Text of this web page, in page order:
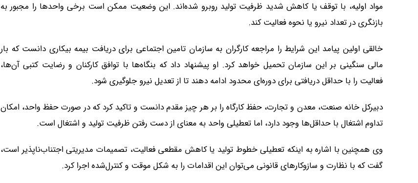
مواد اولیه، با توقف یا کاهش شدید ظرفیت تولید روبرو شده‌اند. این وضعیت ممکن است برخی واحدها را مجبور به
بازنگری در تعداد نیرو یا نحوه فعالیت کند.
خالقی اولین پیامد این شرایط را مراجعه کارگران به سازمان تامین اجتماعی برای دریافت بیمه بیکاری دانست که بار
مالی سنگینی بر این سازمان تحمیل خواهد کرد. او پیشنهاد داد که بنگاه‌ها با توافق کارکنان و رضایت کتبی آن‌ها،
فعالیت را با حداقل دریافتی برای دوره‌ای محدود ادامه دهند تا از تعدیل نیرو جلوگیری شود.
دبیرکل خانه صنعت، معدن و تجارت، حفظ کارگاه را بر هر چیز مقدم دانست و تاکید کرد که در صورت حفظ واحد، امکان
تداوم اشتغال با حداقل‌ها وجود دارد، اما تعطیلی واحد به معنای از دست رفتن ظرفیت تولید و اشتغال است.
وی همچنین با اشاره به اینکه تعطیلی خطوط تولید یا کاهش مقطعی فعالیت، تصمیمات مدیریتی اجتناب‌ناپذیر است،
گفت که با نظارت و سازوکارهای قانونی می‌توان این اقدامات را به شکل موقت و کنترل‌شده اجرا کرد.